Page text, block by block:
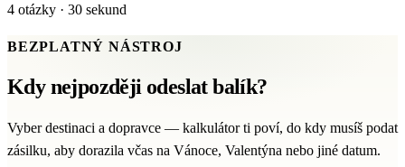
4 otázky · 30 sekund
BEZPLATNÝ NÁSTROJ
Kdy nejpozději odeslat balík?
Vyber destinaci a dopravce — kalkulátor ti poví, do kdy musíš podat
zásilku, aby dorazila včas na Vánoce, Valentýna nebo jiné datum.